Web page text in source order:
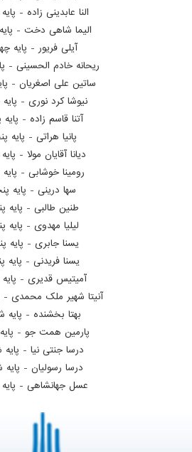
النا عابدینی زاده -
الیما شاهی دخت -
آیلی فریور - پایه
ریحانه خادم الحسینی -
ساتین علی اصغریان -
نیوشا کرد نوری - پایه
آتنا قاسم زاده -
پانیا هراتی - پایه
دیانا آقایان مولا -
رومینا خوشابی -
سها درینی - پایه
طنین طالبی - پایه
لیلیا مهدوی - پایه
یسنا جابری - پایه
یسنا فریدنی - پایه
آمیتیس قدیری -
آنیتا شهیر ملک محمدی -
بهتا بخشنده -
پارمین همت جو -
درسا جنتی نیا -
درسا رسولیان -
عسل جهانشاهی -